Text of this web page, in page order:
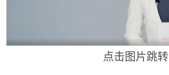
点击图片跳转